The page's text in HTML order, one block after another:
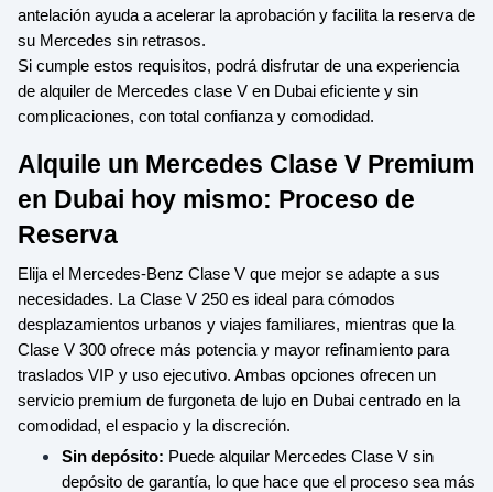
antelación ayuda a acelerar la aprobación y facilita la reserva de
su Mercedes sin retrasos.
Si cumple estos requisitos, podrá disfrutar de una experiencia
de alquiler de Mercedes clase V en Dubai eficiente y sin
complicaciones, con total confianza y comodidad.
Alquile un Mercedes Clase V Premium
en Dubai hoy mismo: Proceso de
Reserva
Elija el Mercedes-Benz Clase V que mejor se adapte a sus
necesidades. La Clase V 250 es ideal para cómodos
desplazamientos urbanos y viajes familiares, mientras que la
Clase V 300 ofrece más potencia y mayor refinamiento para
traslados VIP y uso ejecutivo. Ambas opciones ofrecen un
servicio premium de furgoneta de lujo en Dubai centrado en la
comodidad, el espacio y la discreción.
Sin depósito: Puede alquilar Mercedes Clase V sin
depósito de garantía, lo que hace que el proceso sea más